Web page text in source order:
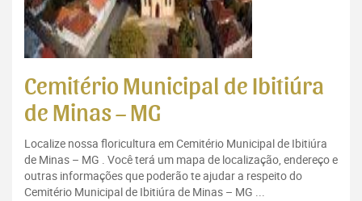
Cemitério Municipal de Ibitiúra
de Minas – MG
Localize nossa floricultura em Cemitério Municipal de Ibitiúra
de Minas – MG . Você terá um mapa de localização, endereço e
outras informações que poderão te ajudar a respeito do
Cemitério Municipal de Ibitiúra de Minas – MG ...